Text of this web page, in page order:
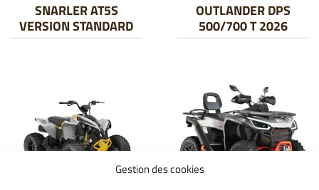
Gestion des cookies
SNARLER AT5S
VERSION STANDARD
OUTLANDER DPS
500/700 T 2026